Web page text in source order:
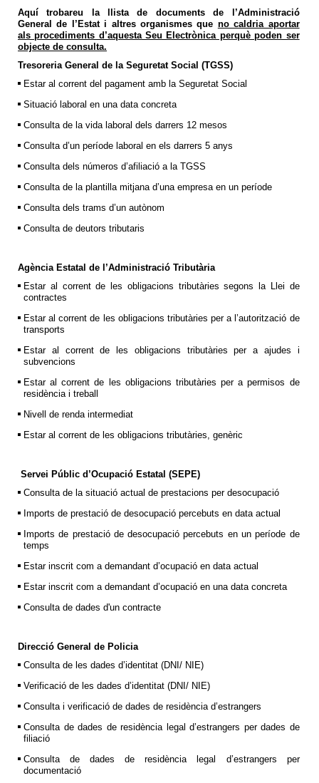
Aquí trobareu la llista de documents de l’Administració
General de l’Estat i altres organismes que no caldria aportar
als procediments d’aquesta Seu Electrònica perquè poden ser
objecte de consulta.
Tresoreria General de la Seguretat Social (TGSS)
Estar al corrent del pagament amb la Seguretat Social
Situació laboral en una data concreta
Consulta de la vida laboral dels darrers 12 mesos
Consulta d’un període laboral en els darrers 5 anys
Consulta dels números d’afiliació a la TGSS
Consulta de la plantilla mitjana d’una empresa en un període
Consulta dels trams d’un autònom
Consulta de deutors tributaris
Agència Estatal de l’Administració Tributària
Estar al corrent de les obligacions tributàries segons la Llei de
contractes
Estar al corrent de les obligacions tributàries per a l’autorització de
transports
Estar al corrent de les obligacions tributàries per a ajudes i
subvencions
Estar al corrent de les obligacions tributàries per a permisos de
residència i treball
Nivell de renda intermediat
Estar al corrent de les obligacions tributàries, genèric
Servei Públic d’Ocupació Estatal (SEPE)
Consulta de la situació actual de prestacions per desocupació
Imports de prestació de desocupació percebuts en data actual
Imports de prestació de desocupació percebuts en un període de
temps
Estar inscrit com a demandant d’ocupació en data actual
Estar inscrit com a demandant d’ocupació en una data concreta
Consulta de dades d'un contracte
Direcció General de Policia
Consulta de les dades d’identitat (DNI/ NIE)
Verificació de les dades d’identitat (DNI/ NIE)
Consulta i verificació de dades de residència d’estrangers
Consulta de dades de residència legal d’estrangers per dades de
filiació
Consulta de dades de residència legal d’estrangers per
documentació